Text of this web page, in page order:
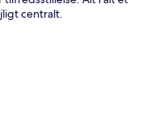
centralt.